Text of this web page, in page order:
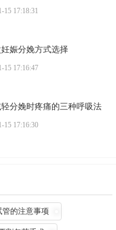
15 17:18:31
娠分娩方式选择
15 17:16:47
分娩时疼痛的三种呼吸法
15 17:16:30
管的注意事项